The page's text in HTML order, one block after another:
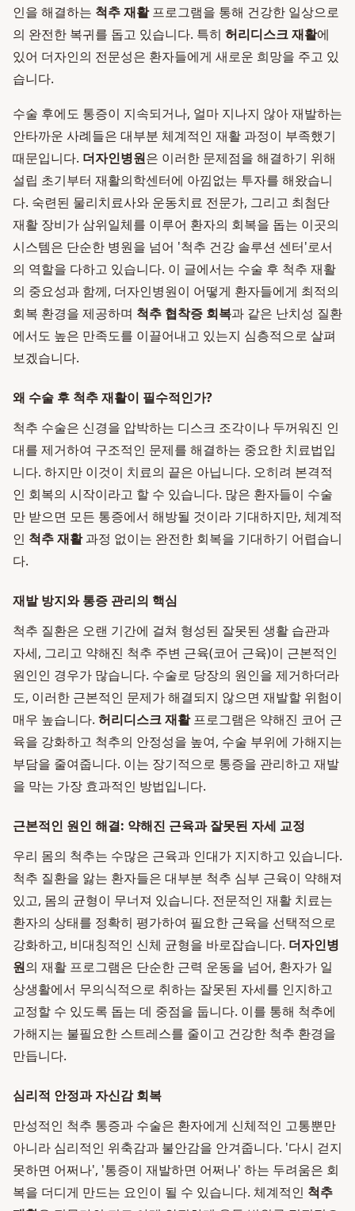
인을 해결하는 척추 재활프로그램을 통해 건강한 일상으로
의 완전한 복귀를 돕고 있습니다. 특히 허리디스크 재활에
있어 더자인의 전문성은 환자들에게 새로운 희망을 주고 있
습니다.
수술 후에도 통증이 지속되거나, 얼마 지나지 않아 재발하는
안타까운 사례들은 대부분 체계적인 재활 과정이 부족했기
때문입니다. 더자인병원은 이러한 문제점을 해결하기 위해
설립 초기부터 재활의학센터에 아낌없는 투자를 해왔습니
다. 숙련된 물리치료사와 운동치료 전문가, 그리고 최첨단
재활 장비가 삼위일체를 이루어 환자의 회복을 돕는 이곳의
시스템은 단순한 병원을 넘어 '척추 건강 솔루션 센터'로서
의 역할을 다하고 있습니다. 이 글에서는 수술 후 척추 재활
의 중요성과 함께, 더자인병원이 어떻게 환자들에게 최적의
회복 환경을 제공하며 척추 협착증 회복과 같은 난치성 질환
에서도 높은 만족도를 이끌어내고 있는지 심층적으로 살펴
보겠습니다.
왜 수술 후 척추 재활이 필수적인가?
척추 수술은 신경을 압박하는 디스크 조각이나 두꺼워진 인
대를 제거하여 구조적인 문제를 해결하는 중요한 치료법입
니다. 하지만 이것이 치료의 끝은 아닙니다. 오히려 본격적
인 회복의 시작이라고 할 수 있습니다. 많은 환자들이 수술
만 받으면 모든 통증에서 해방될 것이라 기대하지만, 체계적
인 척추 재활과정 없이는 완전한 회복을 기대하기 어렵습니
다.
재발 방지와 통증 관리의 핵심
척추 질환은 오랜 기간에 걸쳐 형성된 잘못된 생활 습관과
자세, 그리고 약해진 척추 주변 근육(코어 근육)이 근본적인
원인인 경우가 많습니다. 수술로 당장의 원인을 제거하더라
도, 이러한 근본적인 문제가 해결되지 않으면 재발할 위험이
매우 높습니다. 허리디스크 재활프로그램은 약해진 코어 근
육을 강화하고 척추의 안정성을 높여, 수술 부위에 가해지는
부담을 줄여줍니다. 이는 장기적으로 통증을 관리하고 재발
을 막는 가장 효과적인 방법입니다.
근본적인 원인 해결: 약해진 근육과 잘못된 자세 교정
우리 몸의 척추는 수많은 근육과 인대가 지지하고 있습니다.
척추 질환을 앓는 환자들은 대부분 척추 심부 근육이 약해져
있고, 몸의 균형이 무너져 있습니다. 전문적인 재활 치료는
환자의 상태를 정확히 평가하여 필요한 근육을 선택적으로
강화하고, 비대칭적인 신체 균형을 바로잡습니다. 더자인병
원의 재활 프로그램은 단순한 근력 운동을 넘어, 환자가 일
상생활에서 무의식적으로 취하는 잘못된 자세를 인지하고
교정할 수 있도록 돕는 데 중점을 둡니다. 이를 통해 척추에
가해지는 불필요한 스트레스를 줄이고 건강한 척추 환경을
만듭니다.
심리적 안정과 자신감 회복
만성적인 척추 통증과 수술은 환자에게 신체적인 고통뿐만
아니라 심리적인 위축감과 불안감을 안겨줍니다. '다시 걷지
못하면 어쩌나', '통증이 재발하면 어쩌나' 하는 두려움은 회
복을 더디게 만드는 요인이 될 수 있습니다. 체계적인 척추